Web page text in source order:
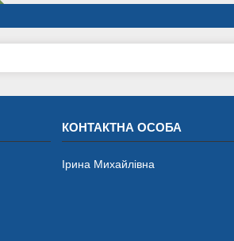
Ірина Михайлівна